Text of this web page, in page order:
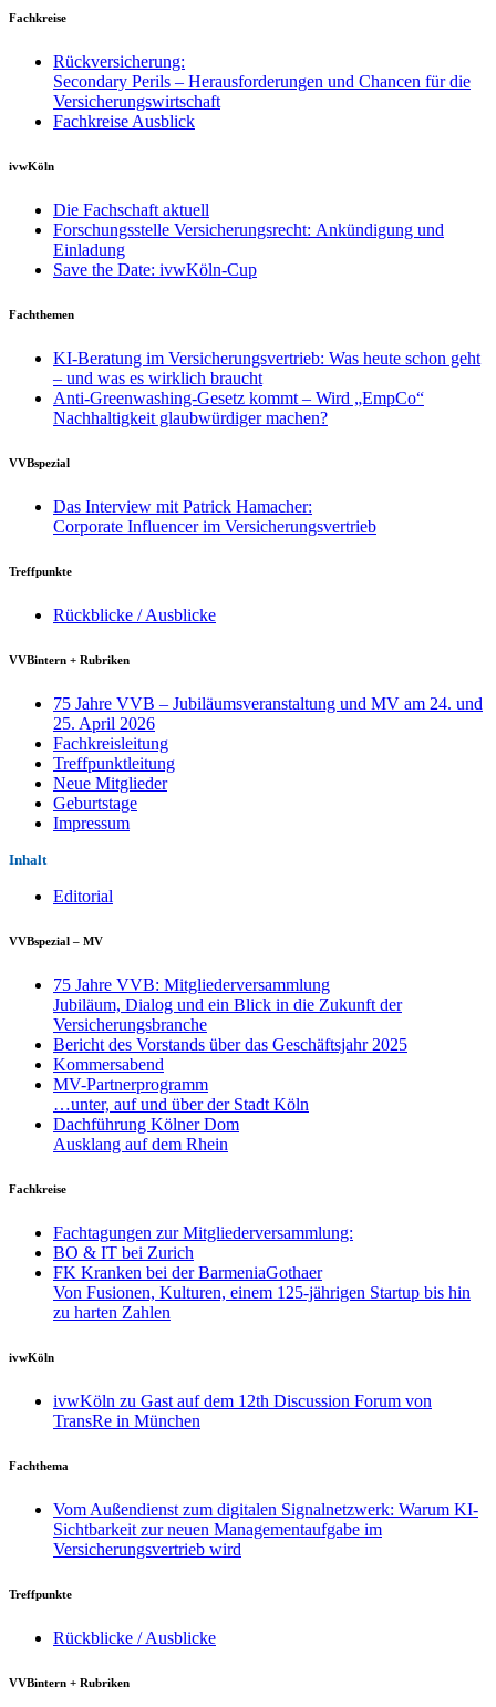
Fachkreise
Rückversicherung:
Secondary Perils – Herausforderungen und Chancen für die
Versicherungswirtschaft
Fachkreise Ausblick
ivwKöln
Die Fachschaft aktuell
Forschungsstelle Versicherungsrecht: Ankündigung und
Einladung
Save the Date: ivwKöln-Cup
Fachthemen
KI-Beratung im Versicherungsvertrieb: Was heute schon geht
– und was es wirklich braucht
Anti-Greenwashing-Gesetz kommt – Wird „EmpCo“
Nachhaltigkeit glaubwürdiger machen?
VVBspezial
Das Interview mit Patrick Hamacher:
Corporate Influencer im Versicherungsvertrieb
Treffpunkte
Rückblicke / Ausblicke
VVBintern + Rubriken
75 Jahre VVB – Jubiläumsveranstaltung und MV am 24. und
25. April 2026
Fachkreisleitung
Treffpunktleitung
Neue Mitglieder
Geburtstage
Impressum
Inhalt
Editorial
VVBspezial – MV
75 Jahre VVB: Mitgliederversammlung
Jubiläum, Dialog und ein Blick in die Zukunft der
Versicherungsbranche
Bericht des Vorstands über das Geschäftsjahr 2025
Kommersabend
MV-Partnerprogramm
…unter, auf und über der Stadt Köln
Dachführung Kölner Dom
Ausklang auf dem Rhein
Fachkreise
Fachtagungen zur Mitgliederversammlung:
BO & IT bei Zurich
FK Kranken bei der BarmeniaGothaer
Von Fusionen, Kulturen, einem 125-jährigen Startup bis hin
zu harten Zahlen
ivwKöln
ivwKöln zu Gast auf dem 12th Discussion Forum von
TransRe in München
Fachthema
Vom Außendienst zum digitalen Signalnetzwerk: Warum KI-
Sichtbarkeit zur neuen Managementaufgabe im
Versicherungsvertrieb wird
Treffpunkte
Rückblicke / Ausblicke
VVBintern + Rubriken